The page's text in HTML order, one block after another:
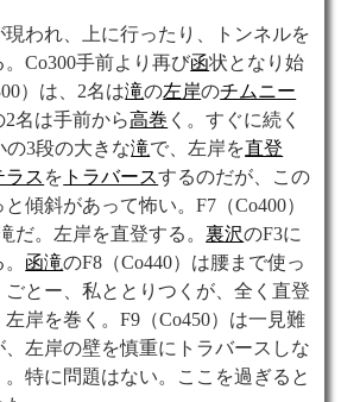
現われ、上に行ったり、トンネルを
。Co300手前より再び函状となり始
）は、2名は滝の左岸のチムニー
2名は手前から高巻 く。すぐに続く
の3段の大きな滝で、左岸を直登
ラス を トラバースするのだが、この
傾斜があって怖い。F7（Co400）
だ。左岸を直登する。裏沢のF3に
函滝のF8（Co440）は腰まで使っ
ごとー、私ととりつくが、全く直登
岸を巻く。F9（Co450）は一見難
、左岸の壁を慎重にトラバースしな
特に問題はない。ここを過ぎると